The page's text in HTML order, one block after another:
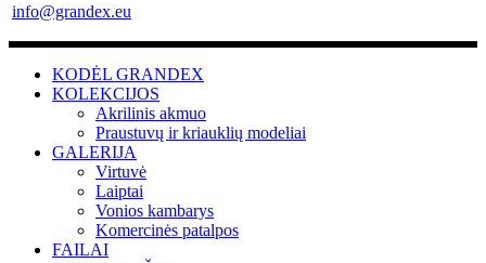
info@grandex.eu
KODĖL GRANDEX
KOLEKCIJOS
Akrilinis akmuo
Praustuvų ir kriauklių modeliai
GALERIJA
Virtuvė
Laiptai
Vonios kambarys
Komercinės patalpos
FAILAI